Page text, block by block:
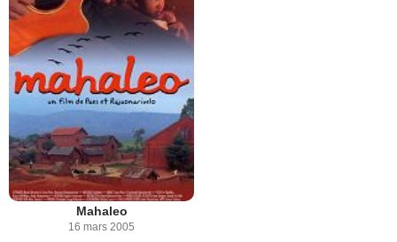
Mahaleo
16 mars 2005